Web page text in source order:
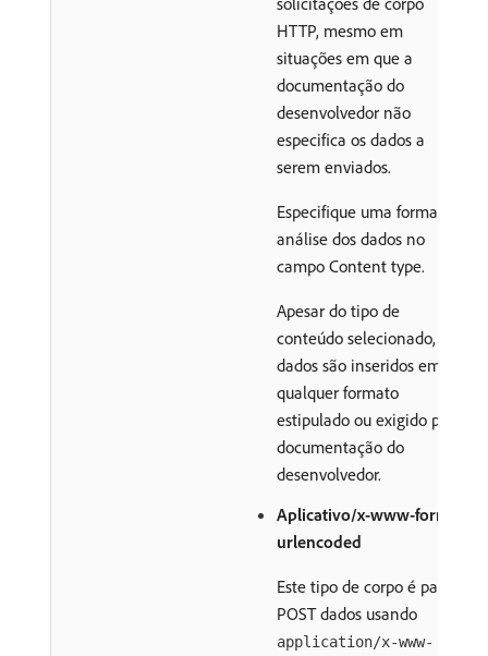
HTTP, mesmo em
situações em que a
documentação do
desenvolvedor não
especifica os dados a
serem enviados.
Especifique uma forma de
análise dos dados no
campo Content type.
Apesar do tipo de
conteúdo selecionado, os
dados são inseridos em
qualquer formato
estipulado ou exigido pela
documentação do
desenvolvedor.
Aplicativo/x-www-form-
urlencoded
Este tipo de corpo é para
POST dados usando
application/x-www-